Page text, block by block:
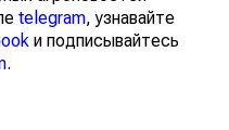
telegram, узнавайте
и подписывайтесь
.